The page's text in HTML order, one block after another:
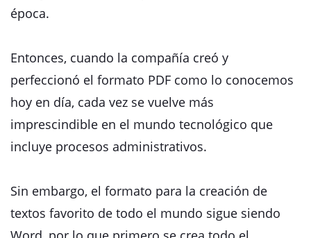
época.
Entonces, cuando la compañía creó y
perfeccionó el formato PDF como lo conocemos
hoy en día, cada vez se vuelve más
imprescindible en el mundo tecnológico que
incluye procesos administrativos.
Sin embargo, el formato para la creación de
textos favorito de todo el mundo sigue siendo